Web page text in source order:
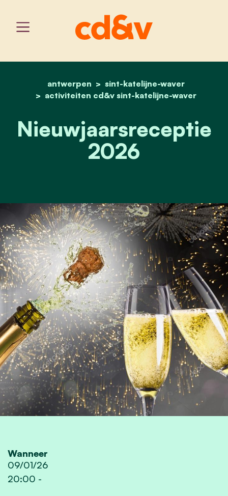
home
antwerpen
sint-katelijne-waver
activiteiten cd&v sint-katelijne-waver
nieuwjaarsreceptie 2026
Nieuwjaarsreceptie
2026
Wanneer
09/01/26
20:00 -